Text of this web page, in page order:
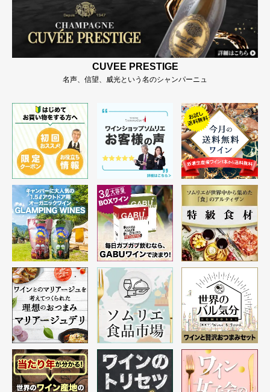
CUVEE PRESTIGE
名声、信望、威光という名のシャンパーニュ